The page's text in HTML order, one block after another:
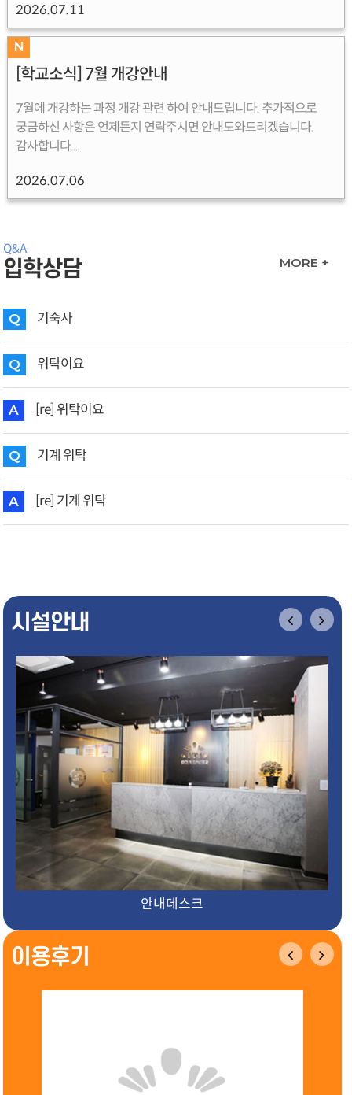
2026.07.11
N
[학교소식] 7월 개강안내
7월에 개강하는 과정 개강 관련 하여 안내드립니다. 추가적으로
궁금하신 사항은 언제든지 연락주시면 안내도와드리겠습니다.
감사합니다....
2026.07.06
Q&A
입학상담 MORE +
Q 기숙사
Q 위탁이요
A [re] 위탁이요
Q 기계 위탁
A [re] 기계 위탁
시설안내
안내데스크
이용후기